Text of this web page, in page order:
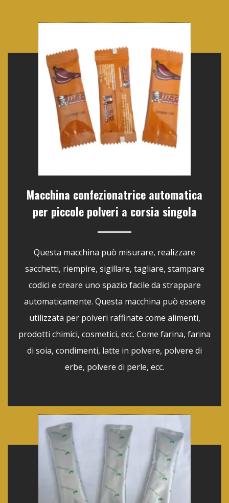
Macchina confezionatrice automatica
per piccole polveri a corsia singola
Questa macchina può misurare, realizzare
sacchetti, riempire, sigillare, tagliare, stampare
codici e creare uno spazio facile da strappare
automaticamente. Questa macchina può essere
utilizzata per polveri raffinate come alimenti,
prodotti chimici, cosmetici, ecc. Come farina, farina
di soia, condimenti, latte in polvere, polvere di
erbe, polvere di perle, ecc.